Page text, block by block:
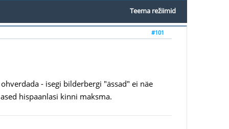
Teema režiimid
#101
- isegi bilderbergi "ässad" ei näe
hispaanlasi kinni maksma.